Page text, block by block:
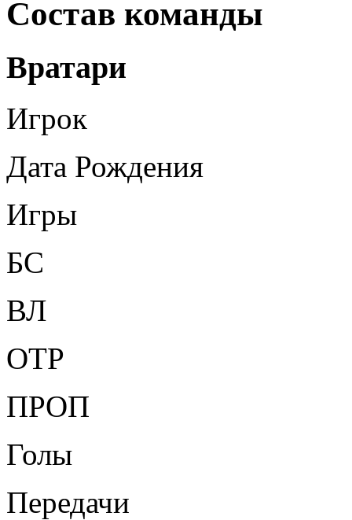
Состав команды
Вратари
Игрок
Дата Рождения
Игры
БС
ВЛ
ОТР
ПРОП
Голы
Передачи